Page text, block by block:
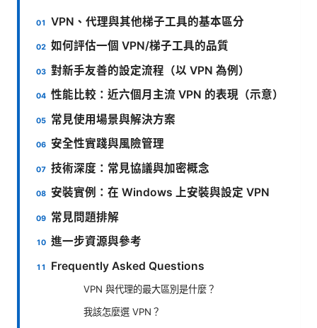
VPN、代理與其他梯子工具的基本區分
如何評估一個 VPN/梯子工具的品質
對新手友善的設定流程（以 VPN 為例）
性能比較：近六個月主流 VPN 的表現（示意）
常見使用場景與解決方案
安全性實踐與風險管理
技術深度：常見協議與加密概念
安裝實例：在 Windows 上安裝與設定 VPN
常見問題排解
進一步資源與參考
Frequently Asked Questions
VPN 與代理的最大區別是什麼？
我該怎麼選 VPN？